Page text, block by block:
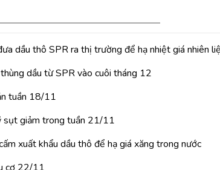
dầu thô SPR ra thị trường để hạ nhiệt giá nhiên
dầu từ SPR vào cuôi tháng 12
tuần 18/11
sụt giảm trong tuần 21/11
xuất khẩu dầu thô để hạ giá xăng trong nước